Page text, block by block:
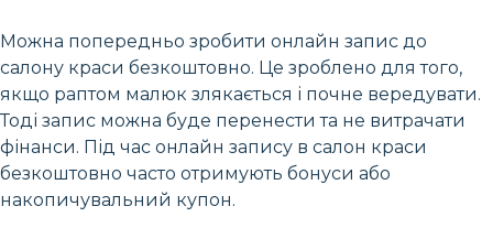
Можна попередньо зробити онлайн запис до
салону краси безкоштовно. Це зроблено для того,
якщо раптом малюк злякається і почне вередувати.
Тоді запис можна буде перенести та не витрачати
фінанси. Під час онлайн запису в салон краси
безкоштовно часто отримують бонуси або
накопичувальний купон.